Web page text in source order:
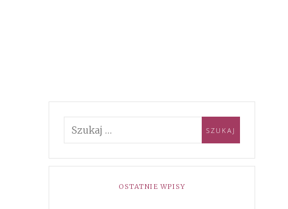
OSTATNIE WPISY